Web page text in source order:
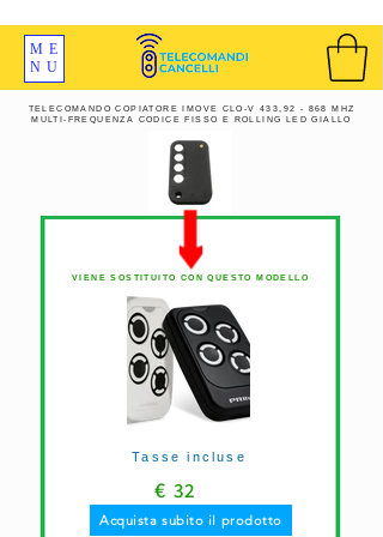
ME
NU
TELECOMANDO COPIATORE IMOVE CLO-V 433,92 - 868 MHZ
MULTI-FREQUENZA CODICE FISSO E ROLLING LED GIALLO
VIENE SOSTITUITO CON QUESTO MODELLO
€ 32
Acquista subito il prodotto
Tasse incluse